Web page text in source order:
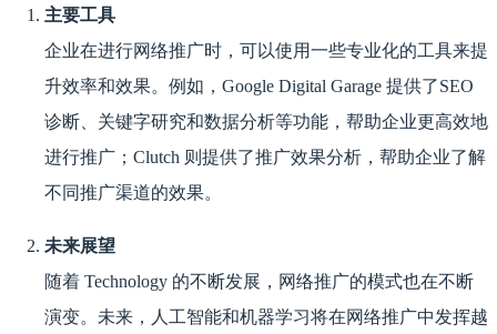
主要工具
企业在进行网络推广时，可以使用一些专业化的工具来提
升效率和效果。例如，Google Digital Garage 提供了SEO
诊断、关键字研究和数据分析等功能，帮助企业更高效地
进行推广；Clutch 则提供了推广效果分析，帮助企业了解
不同推广渠道的效果。
未来展望
随着 Technology 的不断发展，网络推广的模式也在不断
演变。未来，人工智能和机器学习将在网络推广中发挥越